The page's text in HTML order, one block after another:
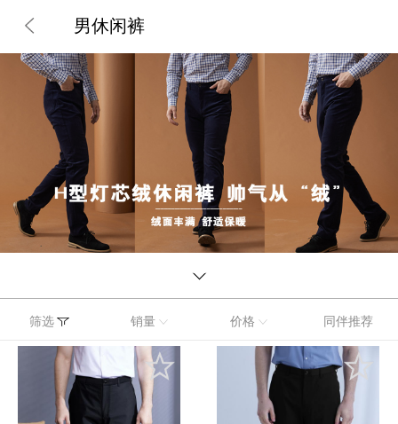
男休闲裤
筛选 销量 价格 同伴推荐